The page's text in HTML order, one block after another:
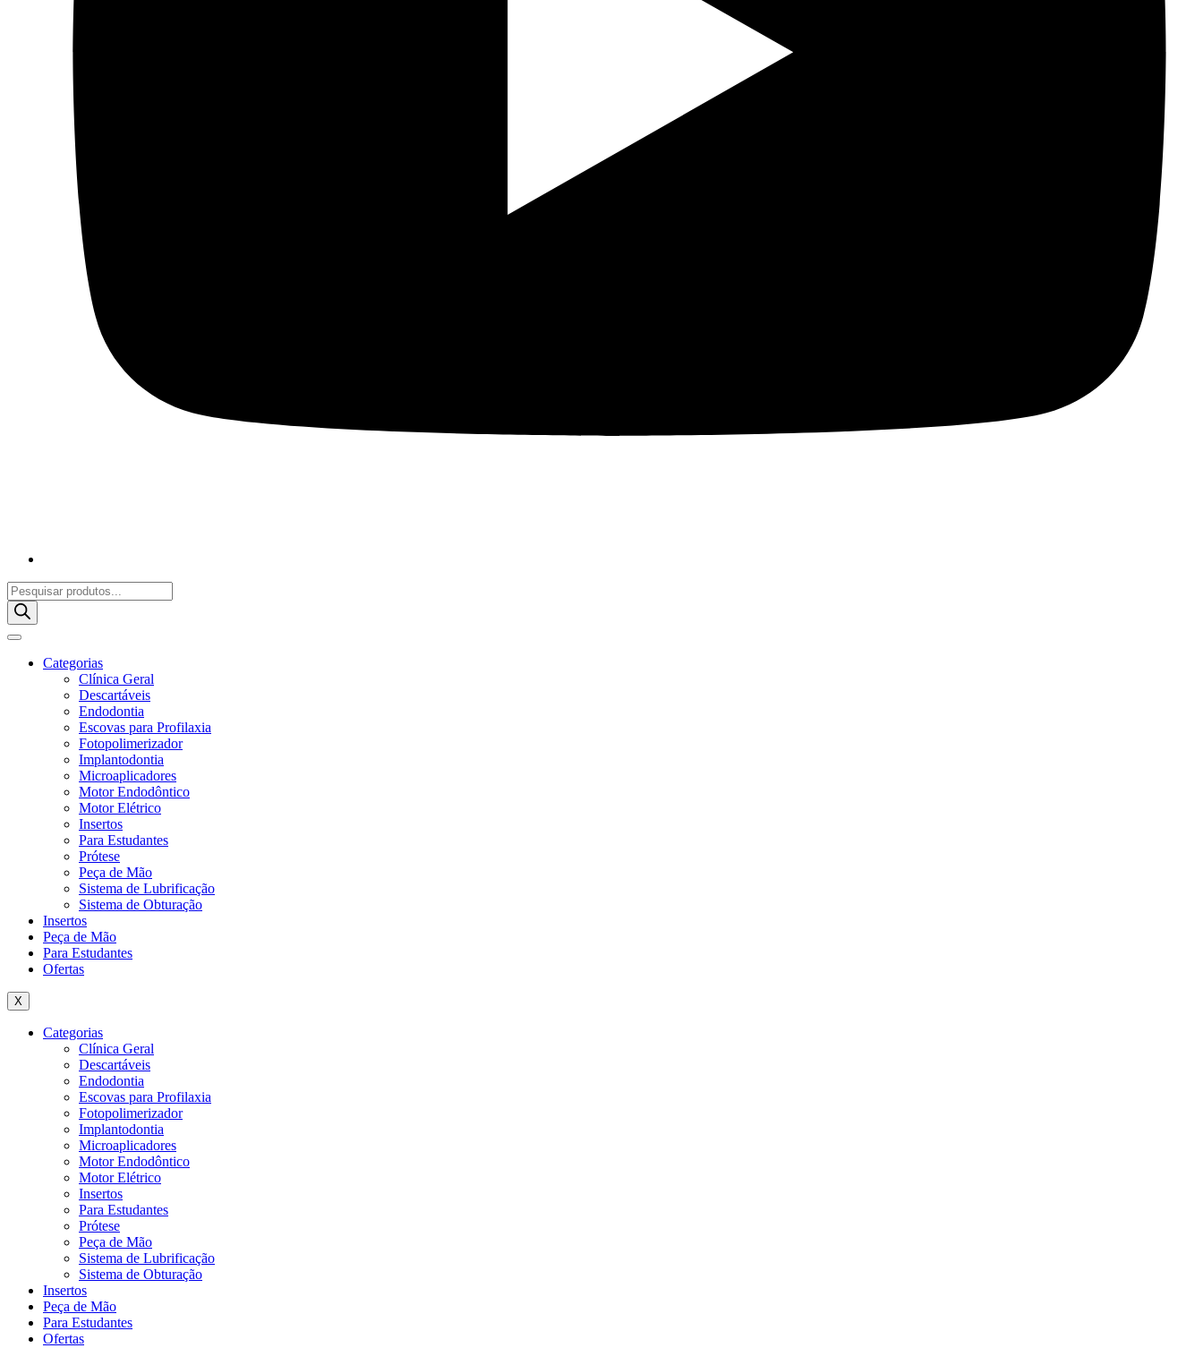
Pesquisar
produtos
Categorias
Clínica Geral
Descartáveis
Endodontia
Escovas para Profilaxia
Fotopolimerizador
Implantodontia
Microaplicadores
Motor Endodôntico
Motor Elétrico
Insertos
Para Estudantes
Prótese
Peça de Mão
Sistema de Lubrificação
Sistema de Obturação
Insertos
Peça de Mão
Para Estudantes
Ofertas
X
Categorias
Clínica Geral
Descartáveis
Endodontia
Escovas para Profilaxia
Fotopolimerizador
Implantodontia
Microaplicadores
Motor Endodôntico
Motor Elétrico
Insertos
Para Estudantes
Prótese
Peça de Mão
Sistema de Lubrificação
Sistema de Obturação
Insertos
Peça de Mão
Para Estudantes
Ofertas